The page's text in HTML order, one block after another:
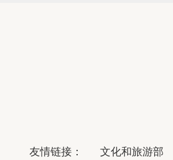
友情链接： 文化和旅游部